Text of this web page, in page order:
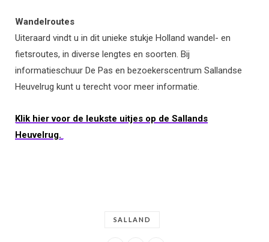
Wandelroutes
Uiteraard vindt u in dit unieke stukje Holland wandel- en
fietsroutes, in diverse lengtes en soorten. Bij
informatieschuur De Pas en bezoekerscentrum Sallandse
Heuvelrug kunt u terecht voor meer informatie.
Klik hier voor de leukste uitjes op de Sallands
Heuvelrug.
SALLAND